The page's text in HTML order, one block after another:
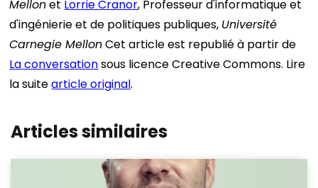
Mellonet Lorrie Cranor, Professeur d'informatique et
d'ingénierie et de politiques publiques, Université
Carnegie MellonCet article est republié à partir de
La conversationsous licence Creative Commons. Lire
la suitearticle original.
Articles similaires